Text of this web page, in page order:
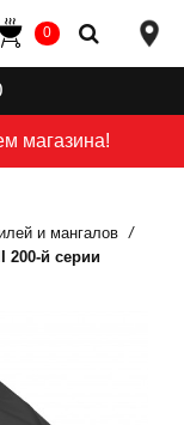
магазина!
0
и мангалов
200-й серии